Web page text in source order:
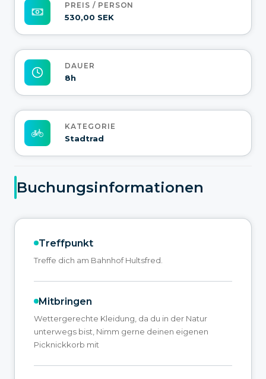
PREIS / PERSON
530,00 SEK
DAUER
8h
KATEGORIE
Stadtrad
Buchungsinformationen
Treffpunkt
Treffe dich am Bahnhof Hultsfred.
Mitbringen
Wettergerechte Kleidung, da du in der Natur
unterwegs bist, Nimm gerne deinen eigenen
Picknickkorb mit